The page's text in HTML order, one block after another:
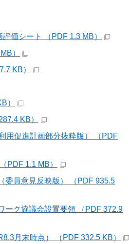
価シート （PDF 1.3 MB）
）
KB）
）
KB）
用促進計画部分抜粋版） （PDF
PDF 1.1 MB）
委員意見反映版） （PDF 935.5
ーク協議会設置要領 （PDF 372.9
月末時点） （PDF 332.5 KB）